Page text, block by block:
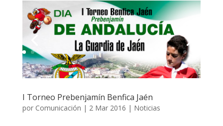
I Torneo Prebenjamín Benfica Jaén
por Comunicación | 2 Mar 2016 | Noticias